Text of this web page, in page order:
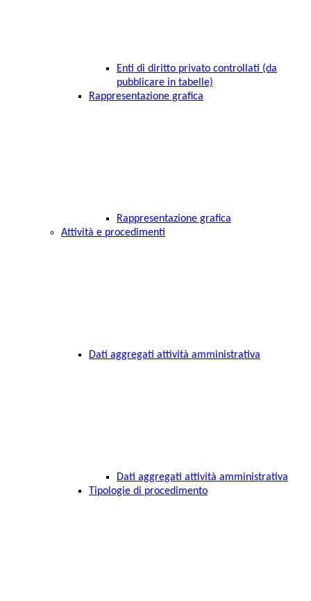
Enti di diritto privato controllati (da
pubblicare in tabelle)
Rappresentazione grafica
Rappresentazione grafica
Attività e procedimenti
Dati aggregati attività amministrativa
Dati aggregati attività amministrativa
Tipologie di procedimento